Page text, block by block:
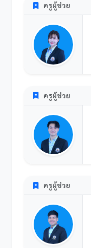
ครูผู้ช่วย
ครูผู้ช่วย
ครูผู้ช่วย